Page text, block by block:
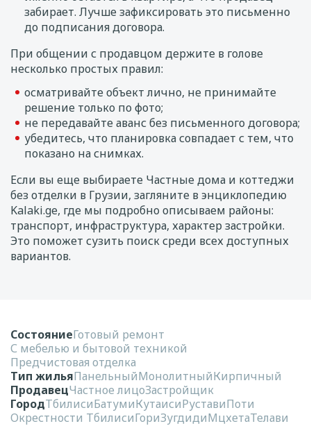
забирает. Лучше зафиксировать это письменно
до подписания договора.
При общении с продавцом держите в голове
несколько простых правил:
осматривайте объект лично, не принимайте
решение только по фото;
не передавайте аванс без письменного договора;
убедитесь, что планировка совпадает с тем, что
показано на снимках.
Если вы еще выбираете Частные дома и коттеджи
без отделки в Грузии, загляните в энциклопедию
Kalaki.ge, где мы подробно описываем районы:
транспорт, инфраструктура, характер застройки.
Это поможет сузить поиск среди всех доступных
вариантов.
СостояниеГотовый ремонт
С мебелью и бытовой техникой
Предчистовая отделка
Тип жильяПанельныйМонолитныйКирпичный
ПродавецЧастное лицоЗастройщик
ГородТбилисиБатумиКутаисиРуставиПоти
Окрестности ТбилисиГориЗугдидиМцхетаТелави